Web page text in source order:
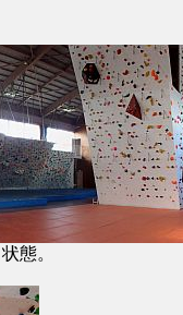
態。